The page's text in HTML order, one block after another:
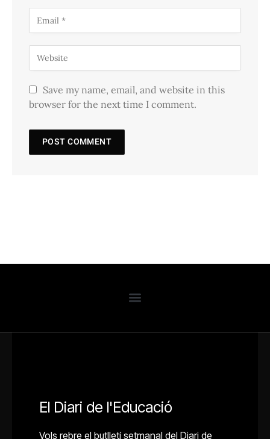
Save my name, email, and website in this
browser for the next time I comment.